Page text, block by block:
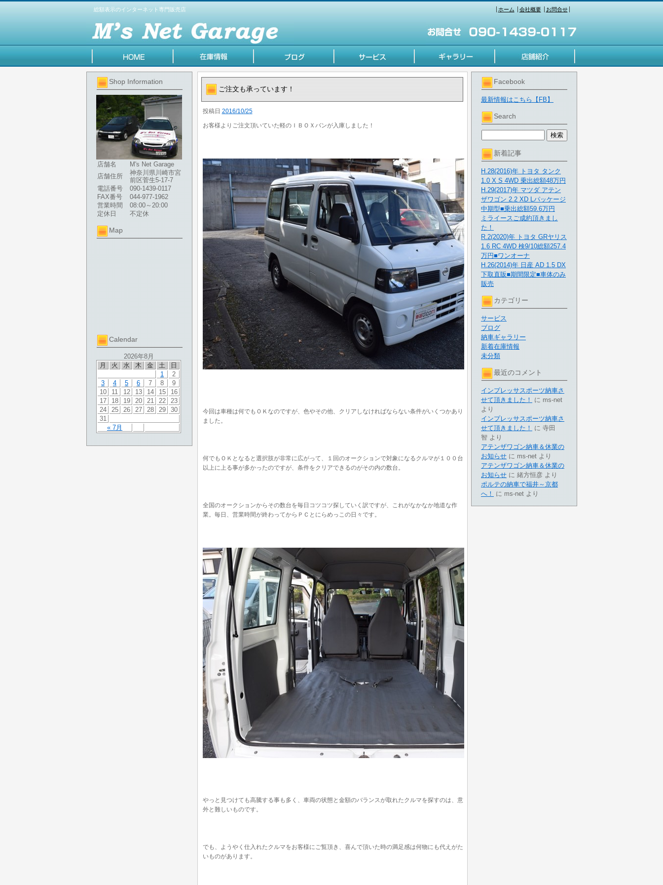
総額表示のインターネット専門販売店 ホーム 会社概要 お問合せ
Shop Information
店舗名
M's Net Garage
店舗住所
神奈川県川崎市宮
前区菅生5-17-7
電話番号
090-1439-0117
FAX番号
044-977-1962
営業時間
08:00～20:00
定休日
不定休
Map
Calendar
2026年8月
月
火 水 木 金 土 日
« 7月
1
2
3
4 5 6 7 8
9
10
11 12 13 14 15
16
17
18 19 20 21 22
23
24
25 26 27 28 29
30
31
Facebook
最新情報はこちら【FB】
Search
新着記事
H.28(2016)年 トヨタ タンク
1.0 X S 4WD 乗出総額48万円
H.29(2017)年 マツダ アテン
ザワゴン 2.2 XD Lパッケージ
中期型■乗出総額59.6万円
ミライースご成約頂きまし
た！
R.2(2020)年 トヨタ GRヤリス
1.6 RC 4WD 検9/10総額257.4
万円■ワンオーナ
H.26(2014)年 日産 AD 1.5 DX
下取直販■期間限定■車体のみ
販売
カテゴリー
サービス
ブログ
納車ギャラリー
新着在庫情報
未分類
最近のコメント
インプレッサスポーツ納車さ
せて頂きました！
に ms-net
より
インプレッサスポーツ納車さ
せて頂きました！
に 寺田
智 より
アテンザワゴン納車＆休業の
お知らせ に ms-net より
アテンザワゴン納車＆休業の
お知らせ に 緒方恒彦 より
ポルテの納車で福井～京都
へ！
に ms-net より
ご注文も承っています！
投稿日 2016/10/25
お客様よりご注文頂いていた軽のＩＢＯＸバンが入庫しました！
今回は車種は何でもＯＫなのですが、色やその他、クリアしなければならない条件がいくつかあり
ました。
何でもＯＫとなると選択肢が非常に広がって、１回のオークションで対象になるクルマが１００台
以上に上る事が多かったのですが、条件をクリアできるのがその内の数台。
全国のオークションからその数台を毎日コツコツ探していく訳ですが、これがなかなか地道な作
業。毎日、営業時間が終わってからＰＣとにらめっこの日々です。
やっと見つけても高騰する事も多く、車両の状態と金額のバランスが取れたクルマを探すのは、意
外と難しいものです。
でも、ようやく仕入れたクルマをお客様にご覧頂き、喜んで頂いた時の満足感は何物にも代えがた
いものがあります。